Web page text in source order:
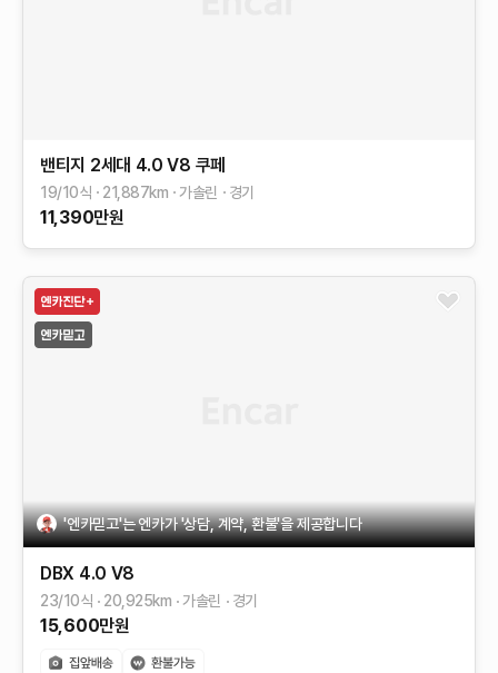
밴티지 2세대 4.0 V8 쿠페
19/10식 21,887km 가솔린 경기
11,390만원
'엔카믿고'는 엔카가 '상담, 계약, 환불'을 제공합니다
DBX 4.0 V8
23/10식 20,925km 가솔린 경기
15,600만원